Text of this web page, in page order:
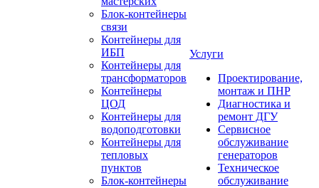
Блок-контейнеры
связи
Контейнеры для
ИБП
Контейнеры для
трансформаторов
Контейнеры
ЦОД
Контейнеры для
водоподготовки
Контейнеры для
тепловых
пунктов
Блок-контейнеры
Услуги
Проектирование,
монтаж и ПНР
Диагностика и
ремонт ДГУ
Сервисное
обслуживание
генераторов
Техническое
обслуживание